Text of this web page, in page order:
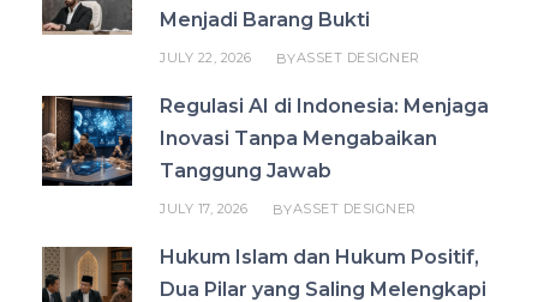
Menjadi Barang Bukti
JULY 22, 2026 BYASSET DESIGNER
Regulasi AI di Indonesia: Menjaga
Inovasi Tanpa Mengabaikan
Tanggung Jawab
JULY 17, 2026 BYASSET DESIGNER
Hukum Islam dan Hukum Positif,
Dua Pilar yang Saling Melengkapi